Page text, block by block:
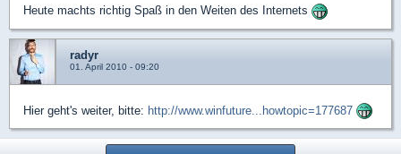
Heute machts richtig Spaß in den Weiten des Internets
radyr
01. April 2010 - 09:20
Hier geht's weiter, bitte: http://www.winfuture...howtopic=177687